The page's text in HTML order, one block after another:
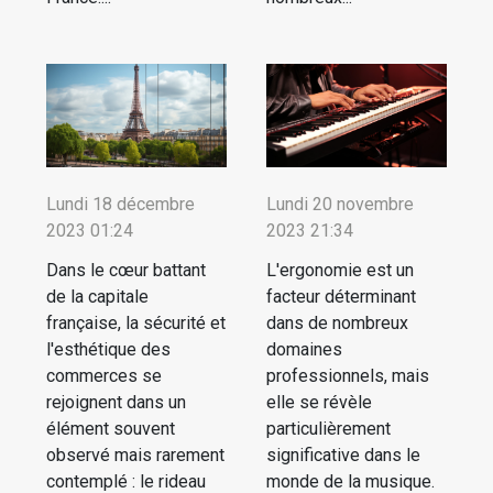
Lundi 18 décembre
2023 01:24
Dans le cœur battant
de la capitale
française, la sécurité et
l'esthétique des
commerces se
rejoignent dans un
élément souvent
observé mais rarement
contemplé : le rideau
Lundi 20 novembre
2023 21:34
L'ergonomie est un
facteur déterminant
dans de nombreux
domaines
professionnels, mais
elle se révèle
particulièrement
significative dans le
monde de la musique.